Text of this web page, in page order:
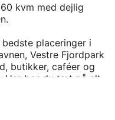
kvm med dejlig
placeringer i
Vestre Fjordpark
butikker, caféer og
Her bor du tæt på alt